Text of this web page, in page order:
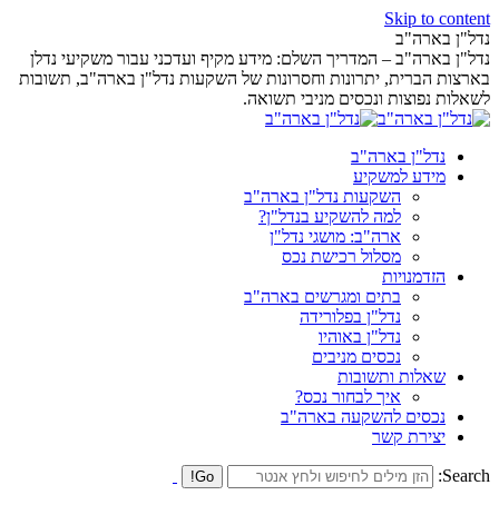
Skip to content
נדל"ן בארה"ב
נדל"ן בארה"ב – המדריך השלם: מידע מקיף ועדכני עבור משקיעי נדלן
בארצות הברית, יתרונות וחסרונות של השקעות נדל"ן בארה"ב, תשובות
לשאלות נפוצות ונכסים מניבי תשואה.
נדל"ן בארה"ב
מידע למשקיע
השקעות נדל"ן בארה"ב
למה להשקיע בנדל"ן?
ארה"ב: מושגי נדל"ן
מסלול רכישת נכס
הזדמנויות
בתים ומגרשים בארה"ב
נדל"ן בפלורידה
נדל"ן באוהיו
נכסים מניבים
שאלות ותשובות
איך לבחור נכס?
נכסים להשקעה בארה"ב
יצירת קשר
Search: